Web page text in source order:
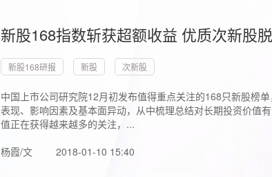
新股168指数斩获超额收益 优质次新股
新股168研报 新股 次新股
中国上市公司研究院12月初发布值得重点关注的168只新股榜
表现、影响因素及基本面异动，从中梳理总结对长期投资价值
值正在获得越来越多的关注，...
杨霞/文
2018-01-10 15:40